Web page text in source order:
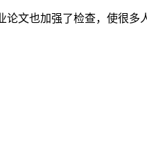
文也加强了检查，使很多